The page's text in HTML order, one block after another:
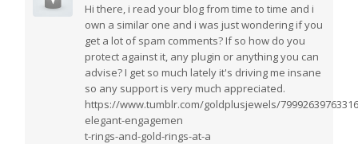
Hi there, i read your blog from time to time and i
own a similar one and i was just wondering if you
get a lot of spam comments? If so how do you
protect against it, any plugin or anything you can
advise? I get so much lately it's driving me insane
so any support is very much appreciated.
https://www.tumblr.com/goldplusjewels/
elegant-engagemen
t-rings-and-gold-rings-at-a